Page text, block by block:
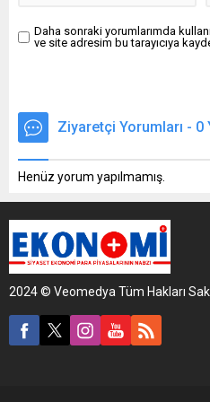
Daha sonraki yorumlarımda
ve site adresim bu tarayıcıya
Ziyaretçi Yorumları - 0
Henüz yorum yapılmamış.
2024 © Veomedya Tüm Hakları